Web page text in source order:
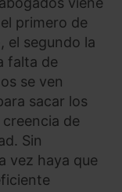
primero de
el segundo la
falta de
se ven
sacar los
de
Sin
vez haya que